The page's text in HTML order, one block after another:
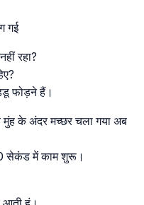
गई
रहा?
फोड़ने हैं।
मुंह के अंदर मच्छर चला गया अब
सेकंड में काम शुरू।